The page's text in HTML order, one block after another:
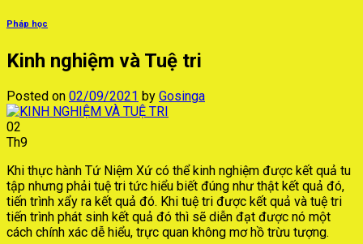
Pháp học
Kinh nghiệm và Tuệ tri
Posted on 02/09/2021 by Gosinga
02
Th9
Khi thực hành Tứ Niệm Xứ có thể kinh nghiệm được kết quả tu
tập nhưng phải tuệ tri tức hiểu biết đúng như thật kết quả đó,
tiến trình xẩy ra kết quả đó. Khi tuệ tri được kết quả và tuệ tri
tiến trình phát sinh kết quả đó thì sẽ diễn đạt được nó một
cách chính xác dễ hiểu, trực quan không mơ hồ trừu tượng.